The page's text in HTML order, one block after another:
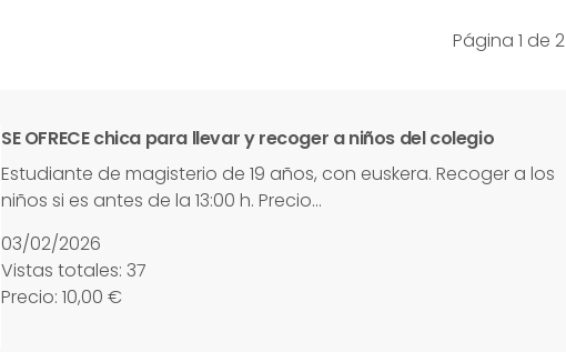
Página 1 de 2
SE OFRECE chica para llevar y recoger a niños del colegio
Estudiante de magisterio de 19 años, con euskera. Recoger a los
niños si es antes de la 13:00 h. Precio…
03/02/2026
Vistas totales: 37
Precio: 10,00 €